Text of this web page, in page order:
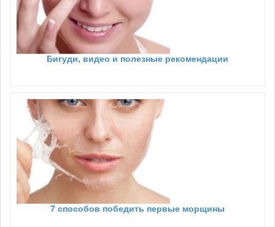
Бигуди, видео и полезные рекомендации
7 способов победить первые морщины